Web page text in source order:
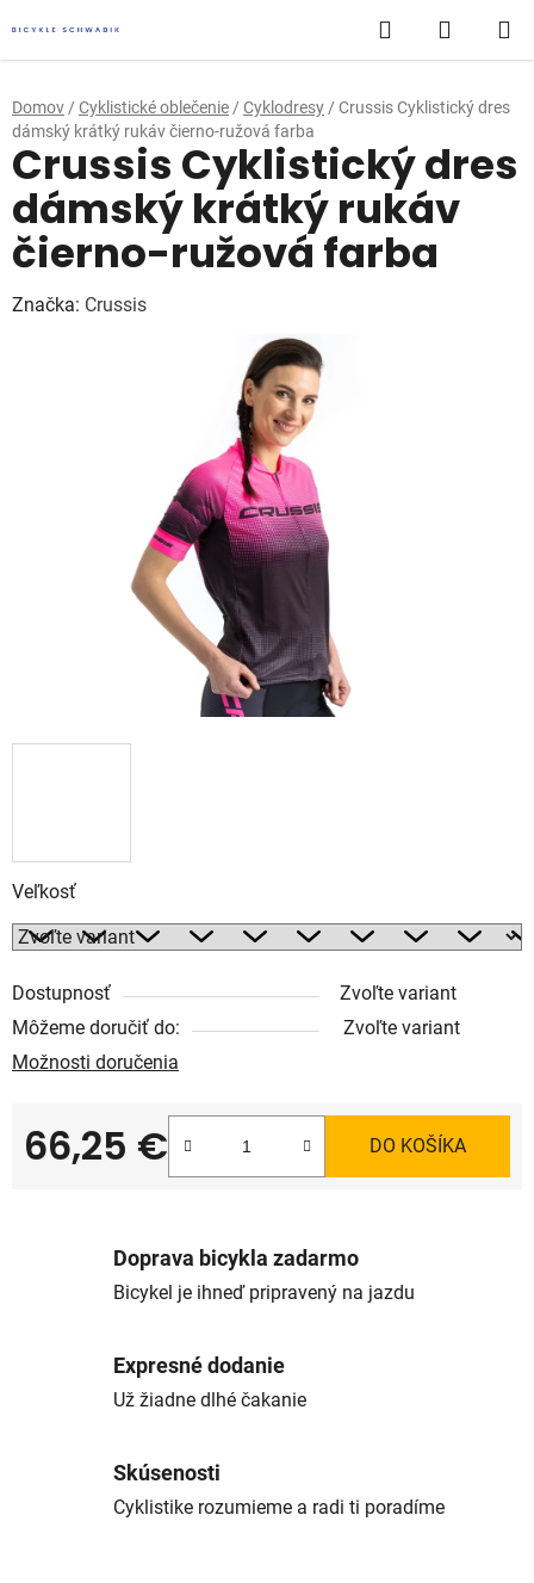
na
obsah
Hľadať
KOŠÍK
Domov / Cyklistické oblečenie / Cyklodresy / Crussis Cyklistický dres
dámský krátký rukáv čierno-ružová farba
Veľkosť
Dostupnosť
Zvoľte variant
Môžeme doručiť do:
Zvoľte variant
Možnosti doručenia
66,25 €
Jednotková cena:
DO KOŠÍKA
Crussis Cyklistický dres
dámský krátký rukáv
čierno-ružová farba
Značka: Crussis
Doprava bicykla zadarmo
Bicykel je ihneď pripravený na jazdu
Expresné dodanie
Už žiadne dlhé čakanie
Skúsenosti
Cyklistike rozumieme a radi ti poradíme